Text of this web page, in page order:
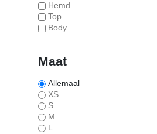
Hemd
Top
Body
Maat
Allemaal
XS
S
M
L